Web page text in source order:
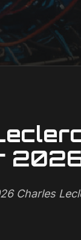
Charles